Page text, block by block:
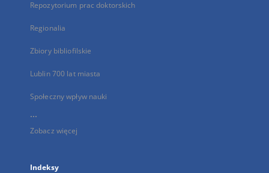
Repozytorium prac doktorskich
Regionalia
Zbiory bibliofilskie
Lublin 700 lat miasta
Społeczny wpływ nauki
...
Zobacz więcej
Indeksy